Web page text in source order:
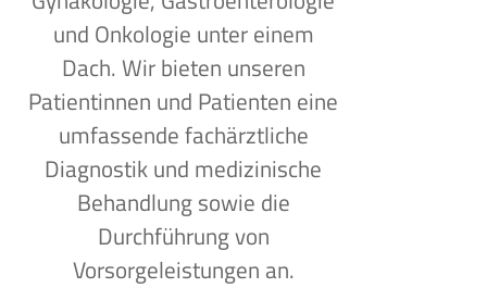
und Onkologie unter einem
Dach. Wir bieten unseren
Patientinnen und Patienten eine
umfassende fachärztliche
Diagnostik und medizinische
Behandlung sowie die
Durchführung von
Vorsorgeleistungen an.